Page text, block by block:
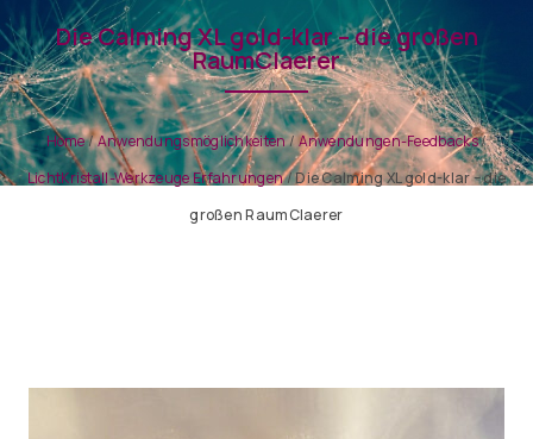
Die Calming XL gold-klar – die großen
RaumClaerer
Home/Anwendungsmöglichkeiten/Anwendungen-Feedbacks/
LichtKristall-Werkzeuge Erfahrungen/Die Calming XL gold-klar – die
großen RaumClaerer